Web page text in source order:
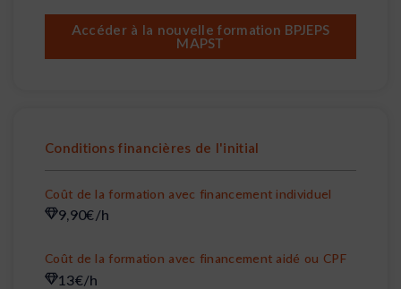
Accéder à la nouvelle formation BPJEPS
MAPST
Conditions financières de l'initial
Coût de la formation avec financement individuel
9,90€/h
Coût de la formation avec financement aidé ou CPF
13€/h